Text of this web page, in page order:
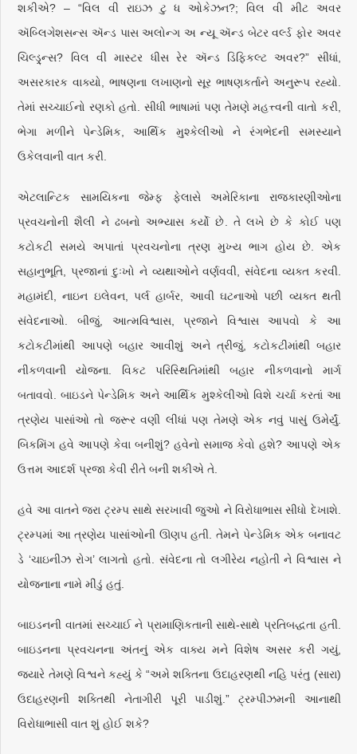
શકીએ? – “વિલ વી રાઇઝ ટુ ધ ઓકેઝન?; વિલ વી મીટ અવર
ઍબ્લિગેશસન્સ ઍન્ડ પાસ અલોન્ગ અ ન્યૂ ઍન્ડ બેટર વર્લ્ડ ફોર અવર
ચિલ્ડ્ર્‌ન્સ? વિલ વી માસ્ટર ધીસ રેર ઍન્ડ ડિફિકલ્ટ અવર?” સીધાં,
અસરકારક વાક્યો, ભાષણના લખાણનો સૂર ભાષણકર્તાને અનુરૂપ રહ્યો.
તેમાં સચ્ચાઈનો રણકો હતો. સીધી ભાષામાં પણ તેમણે મહત્ત્વની વાતો કરી,
ભેગા મળીને પેન્ડેમિક, આર્થિક મુશ્કેલીઓ ને રંગભેદની સમસ્યાને
ઉકેલવાની વાત કરી.
એટલાન્ટિક સામયિકના જેમ્ફ ફેલાસે અમેરિકાના રાજકારણીઓના
પ્રવચનોની શૈલી ને ઢબનો અભ્યાસ કર્યો છે. તે લખે છે કે કોઈ પણ
કટોકટી સમયે અપાતાં પ્રવચનોના ત્રણ મુખ્ય ભાગ હોય છે. એક
સહાનુભૂતિ, પ્રજાનાં દુઃખો ને વ્યથાઓને વર્ણવવી, સંવેદના વ્યક્ત કરવી.
મહામંદી, નાઇન ઇલેવન, પર્લ હાર્બર, આવી ઘટનાઓ પછી વ્યક્ત થતી
સંવેદનાઓ. બીજું, આત્મવિશ્વાસ, પ્રજાને વિશ્વાસ આપવો કે આ
કટોકટીમાંથી આપણે બહાર આવીશું અને ત્રીજું, કટોકટીમાંથી બહાર
નીકળવાની યોજના. વિકટ પરિસ્થિતિમાંથી બહાર નીકળવાનો માર્ગ
બતાવવો. બાઇડને પેન્ડેમિક અને આર્થિક મુશ્કેલીઓ વિશે ચર્ચા કરતાં આ
ત્રણેય પાસાંઓ તો જરૂર વણી લીધાં પણ તેમણે એક નવું પાસું ઉમેર્યું.
બિકમિંગ હવે આપણે કેવા બનીશું? હવેનો સમાજ કેવો હશે? આપણે એક
ઉત્તમ આદર્શ પ્રજા કેવી રીતે બની શકીએ તે.
હવે આ વાતને જરા ટ્રમ્પ સાથે સરખાવી જુઓ ને વિરોધાભાસ સીધો દેખાશે.
ટ્રમ્પમાં આ ત્રણેય પાસાંઓની ઊણપ હતી. તેમને પેન્ડેમિક એક બનાવટ
ડે ‘ચાઇનીઝ રોગ’ લાગતો હતો. સંવેદના તો લગીરેય નહોતી ને વિશ્વાસ ને
યોજનાના નામે મીંડું હતું.
બાઇડનની વાતમાં સચ્ચાઈ ને પ્રામાણિકતાની સાથે-સાથે પ્રતિબદ્ધતા હતી.
બાઇડનના પ્રવચનના અંતનું એક વાક્ય મને વિશેષ અસર કરી ગયું,
જ્યારે તેમણે વિશ્વને કહ્યું કે “અમે શક્તિના ઉદાહરણથી નહિ પરંતુ (સારા)
ઉદાહરણની શક્તિથી નેતાગીરી પૂરી પાડીશું.” ટ્રમ્પીઝમની આનાથી
વિરોધાભાસી વાત શું હોઈ શકે?